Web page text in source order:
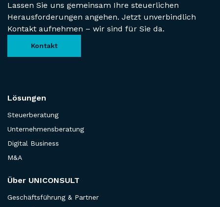
Lassen Sie uns gemeinsam Ihre steuerlichen
Herausforderungen angehen. Jetzt unverbindlich
Kontakt aufnehmen – wir sind für Sie da.
Kontakt
Lösungen
Steuerberatung
Unternehmensberatung
Digital Business
M&A
Über UNICONSULT
Geschäftsführung & Partner